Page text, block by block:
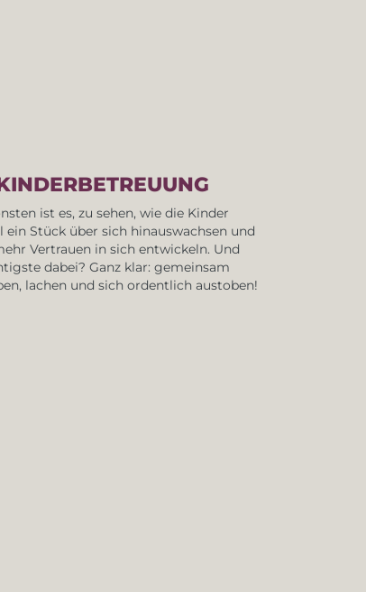
ist es, zu sehen, wie die Kinder
ein Stück über sich hinauswachsen und
Vertrauen in sich entwickeln. Und
dabei? Ganz klar: gemeinsam
lachen und sich ordentlich austoben!